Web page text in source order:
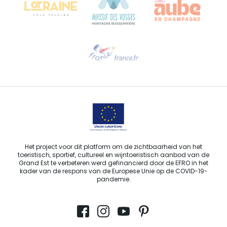
Stuur ons een e-mail
Het project voor dit platform om de zichtbaarheid van het
toeristisch, sportief, cultureel en wijntoeristisch aanbod van de
Grand Est te verbeteren werd gefinancierd door de EFRO in het
kader van de respons van de Europese Unie op de COVID-19-
pandemie.